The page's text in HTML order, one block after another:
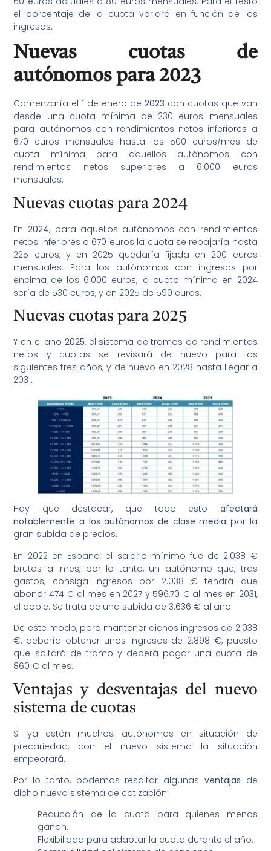
el porcentaje de la cuota variará en función de los
ingresos.
Nuevas cuotas de
autónomos para 2023
Comenzaría el 1 de enero de 2023 con cuotas que van
desde una cuota mínima de 230 euros mensuales
para autónomos con rendimientos netos inferiores a
670 euros mensuales hasta los 500 euros/mes de
cuota mínima para aquellos autónomos con
rendimientos netos superiores a 6.000 euros
mensuales.
Nuevas cuotas para 2024
En 2024,para aquellos autónomos con rendimientos
netos inferiores a 670 euros la cuota se rebajaría hasta
225 euros, y en 2025 quedaría fijada en 200 euros
mensuales. Para los autónomos con ingresos por
encima de los 6.000 euros, la cuota mínima en 2024
sería de 530 euros, y en 2025 de 590 euros.
Nuevas cuotas para 2025
Y en el año 2025, el sistema de tramos de rendimientos
netos y cuotas se revisará de nuevo para los
siguientes tres años, y de nuevo en 2028 hasta llegar a
2031.
Hay que destacar, que todo esto afectará
notablemente a los autónomos de clase media por la
gran subida de precios.
En 2022 en España, el salario mínimo fue de 2.038 €
brutos al mes, por lo tanto, un autónomo que, tras
gastos, consiga ingresos por 2.038 € tendrá que
abonar 474 € al mes en 2027 y 596,70 € al mes en 2031,
el doble. Se trata de una subida de 3.636 € al año.
De este modo, para mantener dichos ingresos de 2.038
€, debería obtener unos ingresos de 2.898 €, puesto
que saltará de tramo y deberá pagar una cuota de
860 € al mes.
Ventajas y desventajas del nuevo
sistema de cuotas
Si ya están muchos autónomos en situación de
precariedad, con el nuevo sistema la situación
empeorará.
Por lo tanto, podemos resaltar algunas ventajas de
dicho nuevo sistema de cotización:
Reducción de la cuota para quienes menos
ganan.
Flexibilidad para adaptar la cuota durante el año.